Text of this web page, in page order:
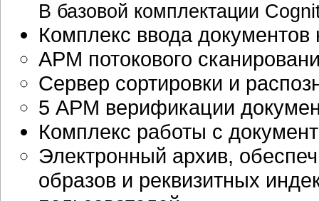
В базовой комплектации
Комплекс ввода
АРМ потокового
Сервер сортировки и
5 АРМ верификации
Комплекс работы с
Электронный архив,
образов и реквизитных